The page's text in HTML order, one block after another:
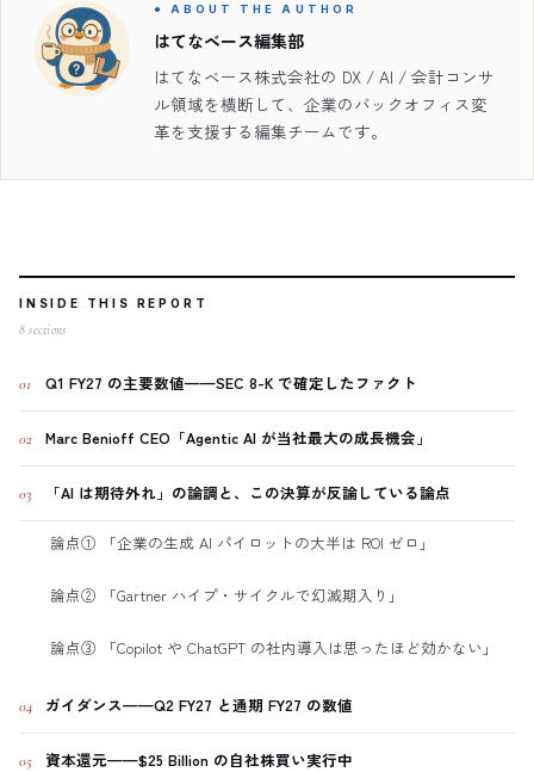
● ABOUT THE AUTHOR
はてなベース編集部
はてなベース株式会社の DX / AI / 会計コンサ
ル領域を横断して、企業のバックオフィス変
革を支援する編集チームです。
INSIDE THIS REPORT
8 sections
01 Q1 FY27 の主要数値——SEC 8-K で確定したファクト
02 Marc Benioff CEO「Agentic AI が当社最大の成長機会」
03 「AI は期待外れ」の論調と、この決算が反論している論点
論点① 「企業の生成 AI パイロットの大半は ROI ゼロ」
論点② 「Gartner ハイプ・サイクルで幻滅期入り」
論点③ 「Copilot や ChatGPT の社内導入は思ったほど効かない」
04 ガイダンス——Q2 FY27 と通期 FY27 の数値
05 資本還元——$25 Billion の自社株買い実行中